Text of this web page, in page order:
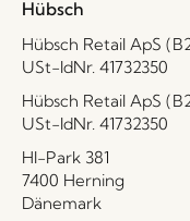
Hübsch
Hübsch Retail ApS
USt-IdNr. 41732350
Hübsch Retail ApS
USt-IdNr. 41732350
HI-Park 381
7400 Herning
Dänemark